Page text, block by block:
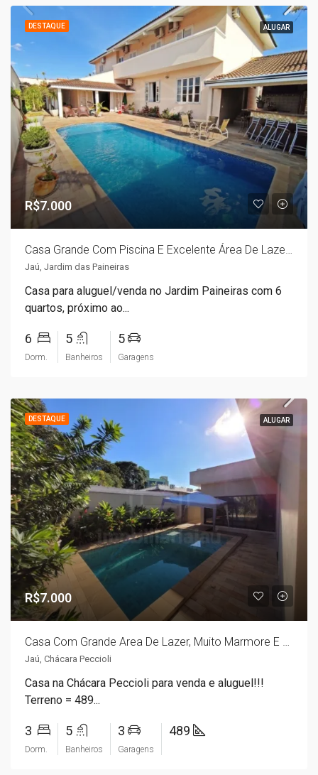
DESTAQUE ALUGAR
R$7.000
Jaú, Jardim das Paineiras
Casa para aluguel/venda no Jardim Paineiras com 6
quartos, próximo ao...
6
Dorm.
5
Banheiros
5
Garagens
DESTAQUE ALUGAR
R$7.000
Casa Com Grande Area De Lazer, Muito Marmore E Espaço Externo Em Terreno De 489m2 (Consulte Na Imobiliária)
Jaú, Chácara Peccioli
Casa na Chácara Peccioli para venda e aluguel!!!
Terreno = 489...
3
Dorm.
5
Banheiros
3
Garagens
489